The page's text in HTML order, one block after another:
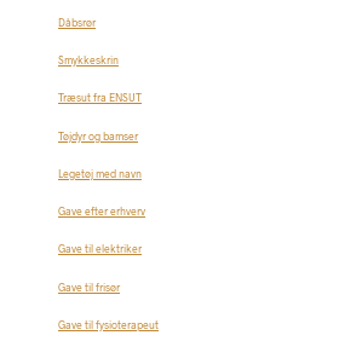
Dåbsrør
Smykkeskrin
Træsut fra ENSUT
Tøjdyr og bamser
Legetøj med navn
Gave efter erhverv
Gave til elektriker
Gave til frisør
Gave til fysioterapeut